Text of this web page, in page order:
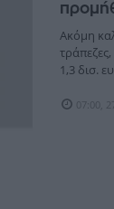
Ακόμη
1,3 δισ.
07:00,